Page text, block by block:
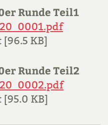
Runde Teil1
KB]
Runde Teil2
[95.0 KB]